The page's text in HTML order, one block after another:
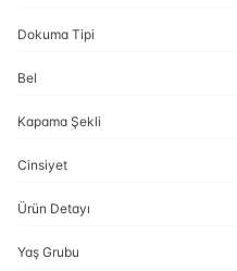
Dokuma Tipi
Bel
Kapama Şekli
Cinsiyet
Ürün Detayı
Yaş Grubu